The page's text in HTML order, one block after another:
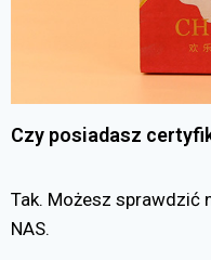
Czy posiadasz
Tak. Możesz sprawdzić
NAS.